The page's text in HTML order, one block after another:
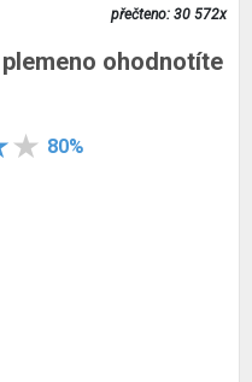
přečteno: 30 572x
ohodnotíte
80%